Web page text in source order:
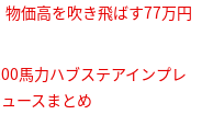
価高を吹き飛ばす77万円
馬力ハブステアインプレ
ースまとめ